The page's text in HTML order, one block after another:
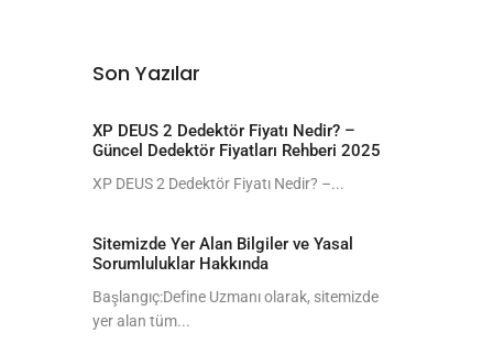
Son Yazılar
XP DEUS 2 Dedektör Fiyatı Nedir? –
Güncel Dedektör Fiyatları Rehberi 2025
XP DEUS 2 Dedektör Fiyatı Nedir? –...
Sitemizde Yer Alan Bilgiler ve Yasal
Sorumluluklar Hakkında
Başlangıç:Define Uzmanı olarak, sitemizde
yer alan tüm...